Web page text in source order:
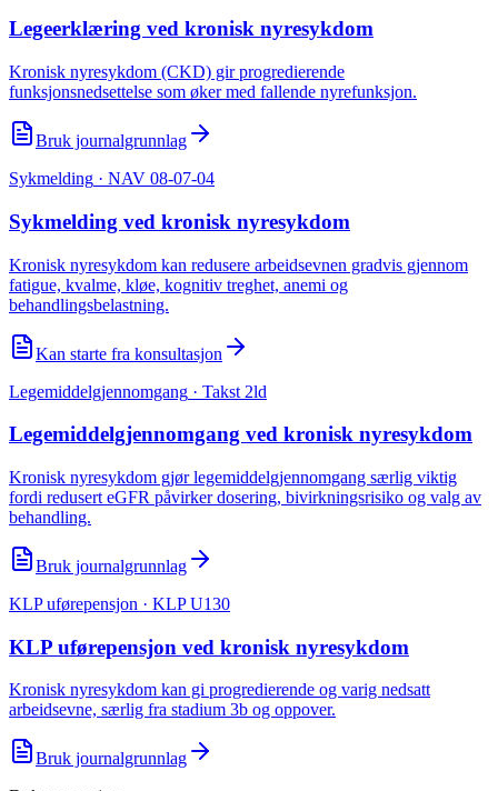
Legeerklæring ved kronisk nyresykdom
Kronisk nyresykdom (CKD) gir progredierende
funksjonsnedsettelse som øker med fallende nyrefunksjon.
Bruk journalgrunnlag
Sykmelding · NAV 08-07-04
Sykmelding ved kronisk nyresykdom
Kronisk nyresykdom kan redusere arbeidsevnen gradvis gjennom
fatigue, kvalme, kløe, kognitiv treghet, anemi og
behandlingsbelastning.
Kan starte fra konsultasjon
Legemiddelgjennomgang · Takst 2ld
Legemiddelgjennomgang ved kronisk nyresykdom
Kronisk nyresykdom gjør legemiddelgjennomgang særlig viktig
fordi redusert eGFR påvirker dosering, bivirkningsrisiko og valg av
behandling.
Bruk journalgrunnlag
KLP uførepensjon · KLP U130
KLP uførepensjon ved kronisk nyresykdom
Kronisk nyresykdom kan gi progredierende og varig nedsatt
arbeidsevne, særlig fra stadium 3b og oppover.
Bruk journalgrunnlag